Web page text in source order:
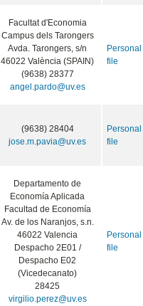
Facultat d'Economia
Campus dels Tarongers
Avda. Tarongers, s/n
46022 València (SPAIN)
(9638) 28377
angel.pardo@uv.es
Personal
file
(9638) 28404
jose.m.pavia@uv.es
Personal
file
Departamento de
Economía Aplicada
Facultad de Economía
Av. de los Naranjos, s.n.
46022 Valencia
Despacho 2E01 /
Despacho E02
(Vicedecanato)
28425
virgilio.perez@uv.es
Personal
file